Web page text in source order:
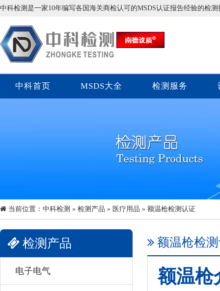
中科检测是一家10年编写各国海关商检认可的MSDS认证报告经验的检
中科首页 MSDS大全 检测服务
当前位置： 中科检测 » 检测产品 » 医疗用品 » 额温枪检测认证
检测产品
电子电气
额温枪检
额温枪